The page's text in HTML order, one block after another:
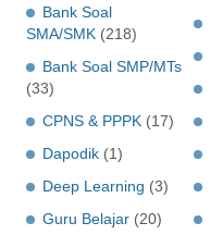
Bank Soal
SMA/SMK (218)
Bank Soal SMP/MTs
(33)
CPNS & PPPK (17)
Dapodik (1)
Deep Learning (3)
Guru Belajar (20)